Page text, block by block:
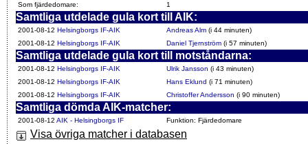
Som fjärdedomare: 1
Samtliga utdelade gula kort till AIK:
2001-08-12 Helsingborgs IF-AIK Andreas Alm (i 44 minuten)
2001-08-12 Helsingborgs IF-AIK Daniel Tjernström (i 57 minuten)
Samtliga utdelade gula kort till motståndarna:
2001-08-12 Helsingborgs IF-AIK Ulrik Jansson (i 43 minuten)
2001-08-12 Helsingborgs IF-AIK Hans Eklund (i 71 minuten)
2001-08-12 Helsingborgs IF-AIK Christoffer Andersson (i 90 minuten)
Samtliga dömda AIK-matcher:
2001-08-12 AIK - Helsingborgs IF Funktion: Fjärdedomare
Visa övriga matcher i databasen